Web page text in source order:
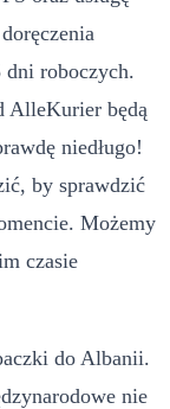
dni roboczych.
AlleKurier będą
niedługo!
by sprawdzić
Możemy
czasie
do Albanii.
nie